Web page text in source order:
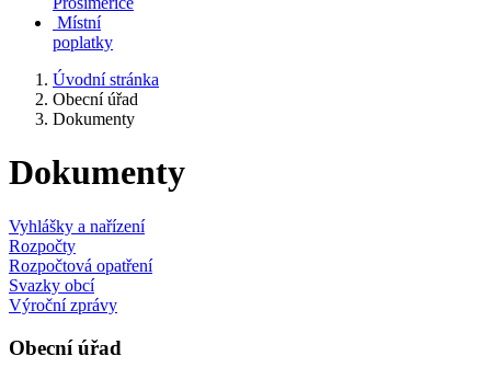
Místní
poplatky
Úvodní stránka
Obecní úřad
Dokumenty
Dokumenty
Vyhlášky a nařízení
Rozpočty
Rozpočtová opatření
Svazky obcí
Výroční zprávy
Obecní úřad